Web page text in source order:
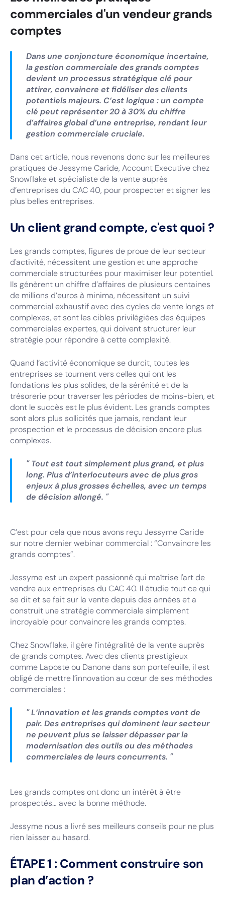
commerciales d'un vendeur grands
comptes
Dans une conjoncture économique incertaine,
la gestion commerciale des grands comptes
devient un processus stratégique clé pour
attirer, convaincre et fidéliser des clients
potentiels majeurs. C’est logique : un compte
clé peut représenter 20 à 30% du chiffre
d’affaires global d’une entreprise, rendant leur
gestion commerciale cruciale.
Dans cet article, nous revenons donc sur les meilleures
pratiques de Jessyme Caride, Account Executive chez
Snowflake et spécialiste de la vente auprès
d’entreprises du CAC 40, pour prospecter et signer les
plus belles entreprises.
Un client grand compte, c'est quoi ?
Les grands comptes, figures de proue de leur secteur
d'activité, nécessitent une gestion et une approche
commerciale structurées pour maximiser leur potentiel.
Ils génèrent un chiffre d’affaires de plusieurs centaines
de millions d’euros à minima, nécessitent un suivi
commercial exhaustif avec des cycles de vente longs et
complexes, et sont les cibles privilégiées des équipes
commerciales expertes, qui doivent structurer leur
stratégie pour répondre à cette complexité.
Quand l’activité économique se durcit, toutes les
entreprises se tournent vers celles qui ont les
fondations les plus solides, de la sérénité et de la
trésorerie pour traverser les périodes de moins-bien, et
dont le succès est le plus évident. Les grands comptes
sont alors plus sollicités que jamais, rendant leur
prospection et le processus de décision encore plus
complexes.
" Tout est tout simplement plus grand, et plus
long. Plus d’interlocuteurs avec de plus gros
enjeux à plus grosses échelles, avec un temps
de décision allongé. "
C’est pour cela que nous avons reçu Jessyme Caride
sur notre dernier webinar commercial : “Convaincre les
grands comptes”.
Jessyme est un expert passionné qui maîtrise l'art de
vendre aux entreprises du CAC 40. Il étudie tout ce qui
se dit et se fait sur la vente depuis des années et a
construit une stratégie commerciale simplement
incroyable pour convaincre les grands comptes.
Chez Snowflake, il gère l’intégralité de la vente auprès
de grands comptes. Avec des clients prestigieux
comme Laposte ou Danone dans son portefeuille, il est
obligé de mettre l’innovation au cœur de ses méthodes
commerciales :
" L’innovation et les grands comptes vont de
pair. Des entreprises qui dominent leur secteur
ne peuvent plus se laisser dépasser par la
modernisation des outils ou des méthodes
commerciales de leurs concurrents. "
Les grands comptes ont donc un intérêt à être
prospectés… avec la bonne méthode.
Jessyme nous a livré ses meilleurs conseils pour ne plus
rien laisser au hasard.
ÉTAPE 1 : Comment construire son
plan d’action ?